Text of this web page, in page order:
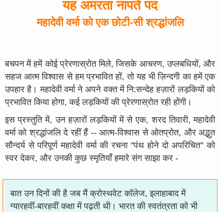
यह अमरता नापते पद
महादेवी वर्मा को एक छोटी-सी श्रद्धांजलि
बचपन में हमें कोई प्रेरणास्रोत मिले, जिसके आचरण, उप्लबधियों, और
सहज आत्म विश्वास से हम प्रभावित हों, तो यह भी ज़िन्दगी का हमें एक
उपहार है। महादेवी वर्मा ने अपने वक्त में नि:सन्देह हज़ारों लड़कियों को
प्रभावित किया होगा, कई लड़कियों की प्रेरणास्रोत रही होंगी।
इस प्रस्तुति में, उन हज़ारों लड़कियों में से एक, शरद तिवारी, महादेवी
वर्मा को श्रद्धांजलि दे रहीं हैं -- आत्म-विश्वास से ओतप्रोत, और अद्भुत
सौन्दर्य से परिपूर्ण महादेवी वर्मा की रचना "पंथ होने दो अपरिचित" को
स्वर देकर, और उनकी कुछ स्मृतियाँ हमारे संग साझा कर -
बात उन दिनों की है जब मैं क्रोस्थवेट कॉलेज, इलाहाबाद में
ग्यारहवीं-बारहवीं कक्षा में पढ़ती थी। भारत की स्वतंत्रता को भी